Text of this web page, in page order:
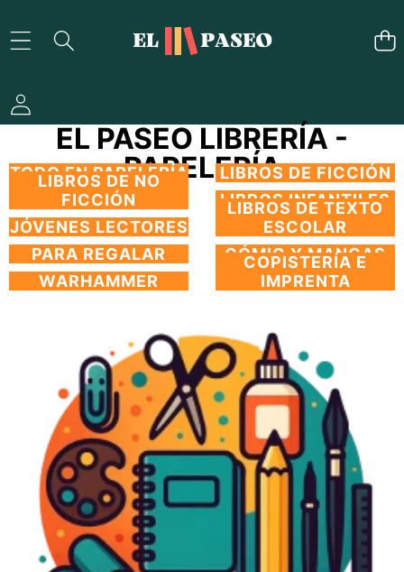
EL PASEO LIBRERÍA -
PAPELERÍA
TODO EN PAPELERÍA LIBROS DE FICCIÓN
LIBROS DE NO
FICCIÓN
LIBROS INFANTILES
JÓVENES LECTORES
LIBROS DE TEXTO
ESCOLAR
PARA REGALAR
CÓMIC Y MANGAS
WARHAMMER
COPISTERÍA E
IMPRENTA